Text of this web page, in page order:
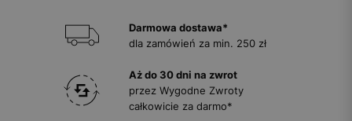
Darmowa dostawa*
dla zamówień za min. 250 zł
Aż do 30 dni na zwrot
przez Wygodne Zwroty
całkowicie za darmo*